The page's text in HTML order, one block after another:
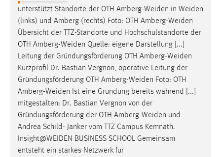
unterstützt Standorte der OTH Amberg-Weiden in Weiden
(links) und Amberg (rechts) Foto: OTH Amberg-Weiden
Übersicht der TTZ-Standorte und Hochschulstandorte der
OTH Amberg-Weiden Quelle: eigene Darstellung [...]
Leitung der Gründungsförderung OTH Amberg-Weiden
Kurzprofil Dr. Bastian Vergnon, operative Leitung der
Gründungsförderung OTH Amberg-Weiden Foto: OTH
Amberg-Weiden Ist eine Gründung bereits während [...]
mitgestalten: Dr. Bastian Vergnon von der
Gründungsförderung der OTH Amberg-Weiden und
Andrea Schild- Janker vom TTZ Campus Kemnath.
Insight@WEIDEN BUSINESS SCHOOL Gemeinsam
entsteht ein starkes Netzwerk für